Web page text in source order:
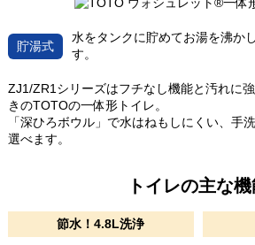
貯湯式
水をタンクに貯めてお湯を沸か
す。
ZJ1/ZR1シリーズはフチなし機能と汚れに
きのTOTOの一体形トイレ。
「深ひろボウル」で水はねもしにくい、手
選べます。
トイレの主な
節水！4.8L洗浄